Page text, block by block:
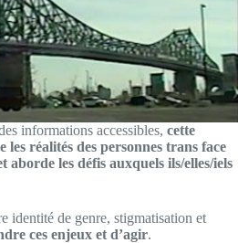
informations accessibles, cette
les réalités des personnes trans face
aborde les défis auxquels ils/elles/iels
identité de genre, stigmatisation et
ces enjeux et d’agir.